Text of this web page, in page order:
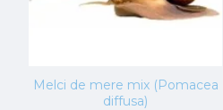
Melci de mere mix (Pomacea
diffusa)